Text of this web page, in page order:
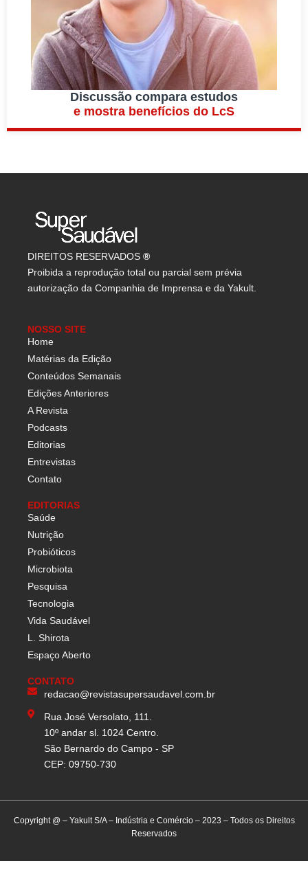
Discussão compara estudos
e mostra benefícios do LcS
DIREITOS RESERVADOS ®
Proibida a reprodução total ou parcial sem prévia
autorização da Companhia de Imprensa e da Yakult.
NOSSO SITE
Home
Matérias da Edição
Conteúdos Semanais
Edições Anteriores
A Revista
Podcasts
Editorias
Entrevistas
Contato
EDITORIAS
Saúde
Nutrição
Probióticos
Microbiota
Pesquisa
Tecnologia
Vida Saudável
L. Shirota
Espaço Aberto
CONTATO
redacao@revistasupersaudavel.com.br
Rua José Versolato, 111.
10º andar sl. 1024 Centro.
São Bernardo do Campo - SP
CEP: 09750-730
Copyright @ – Yakult S/A – Indústria e Comércio – 2023 – Todos os Direitos
Reservados